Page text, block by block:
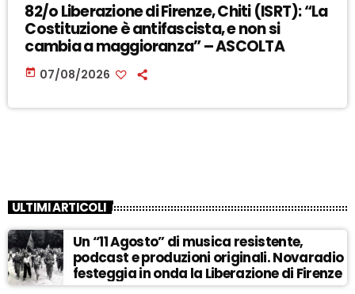
82/o Liberazione di Firenze, Chiti (ISRT): “La
Costituzione è antifascista, e non si
cambia a maggioranza” – ASCOLTA
today 07/08/2026
ULTIMI ARTICOLI
Un “11 Agosto” di musica resistente,
podcast e produzioni originali. Novaradio
festeggia in onda la Liberazione di Firenze